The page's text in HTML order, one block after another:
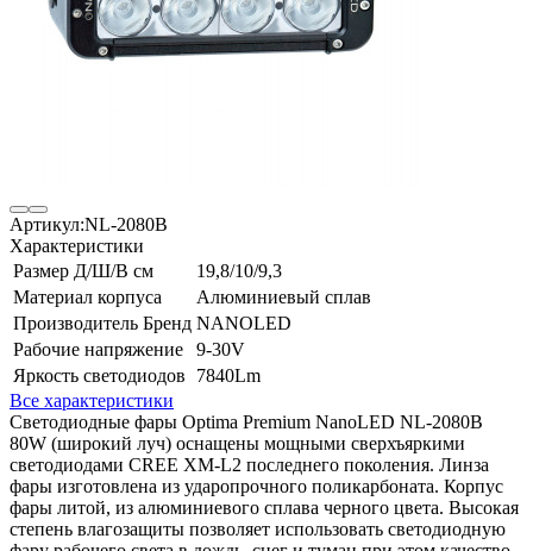
Артикул:NL-2080B
Характеристики
Размер Д/Ш/В см
19,8/10/9,3
Материал корпуса
Алюминиевый сплав
Производитель Бренд NANOLED
Рабочие напряжение
9-30V
Яркость светодиодов
7840Lm
Все характеристики
Светодиодные фары Optima Premium NanoLED NL-2080B
80W (широкий луч) оснащены мощными сверхъяркими
светодиодами CREE XM-L2 последнего поколения. Линза
фары изготовлена из ударопрочного поликарбоната. Корпус
фары литой, из алюминиевого сплава черного цвета. Высокая
степень влагозащиты позволяет использовать светодиодную